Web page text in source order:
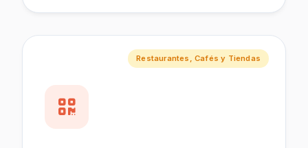
Restaurantes, Cafés y Tiendas